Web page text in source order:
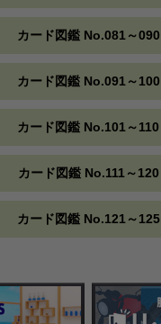
カード図鑑 No.081～090
カード図鑑 No.091～100
カード図鑑 No.101～110
カード図鑑 No.111～120
カード図鑑 No.121～125